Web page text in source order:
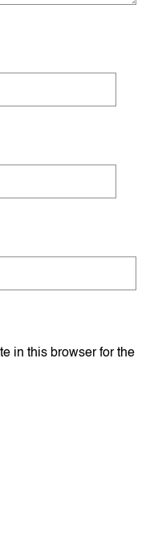
in this browser for the